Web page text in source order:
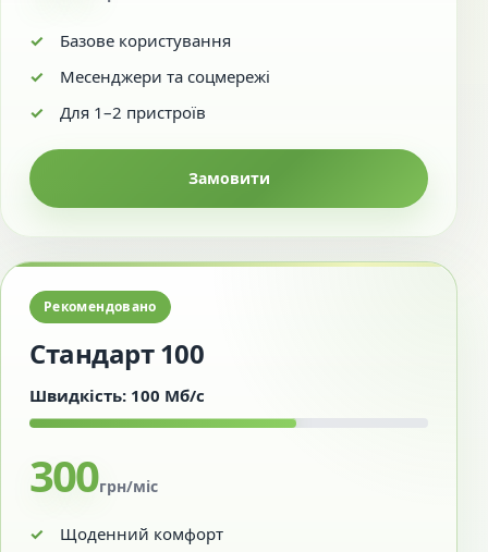
Базове користування
Месенджери та соцмережі
Для 1–2 пристроїв
Замовити
Рекомендовано
Стандарт 100
Швидкість: 100 Мб/с
300грн/міс
Щоденний комфорт